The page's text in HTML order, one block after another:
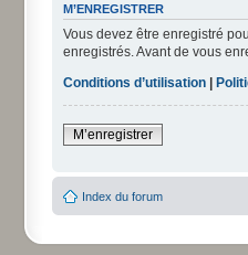
M’ENREGISTRER
Vous devez être enregistré
enregistrés. Avant de vous
Conditions d’utilisation
M’enregistrer
Index du forum